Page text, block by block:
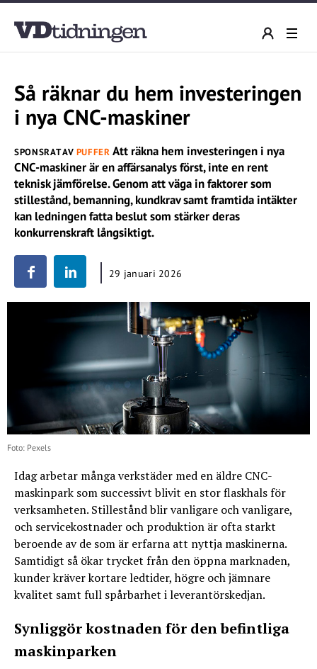
Så räknar du hem investeringen
i nya CNC-maskiner
SPONSRAT AV PUFFER Att räkna hem investeringen i nya
CNC-maskiner är en affärsanalys först, inte en rent
teknisk jämförelse. Genom att väga in faktorer som
stillestånd, bemanning, kundkrav samt framtida intäkter
kan ledningen fatta beslut som stärker deras
konkurrenskraft långsiktigt.
29 januari 2026
Foto: Pexels
Idag arbetar många verkstäder med en äldre CNC-
maskinpark som successivt blivit en stor flaskhals för
verksamheten. Stillestånd blir vanligare och vanligare,
och servicekostnader och produktion är ofta starkt
beroende av de som är erfarna att nyttja maskinerna.
Samtidigt så ökar trycket från den öppna marknaden,
kunder kräver kortare ledtider, högre och jämnare
kvalitet samt full spårbarhet i leverantörskedjan.
Synliggör kostnaden för den befintliga
maskinparken